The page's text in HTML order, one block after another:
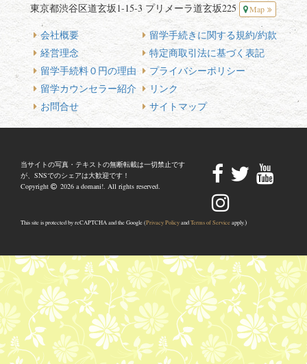
東京都渋谷区道玄坂1-15-3 プリメーラ道玄坂225
Map
会社概要
経営理念
留学手続料０円の理由
留学カウンセラー紹介
お問合せ
留学手続きに関する規約/約款
特定商取引法に基づく表記
プライバシーポリシー
リンク
サイトマップ
当サイトの写真・テキストの無断転載は一切禁止です
が、SNSでのシェアは大歓迎です！
Copyright
2026 a domani!. All rights reserved.
This site is protected by reCAPTCHA and the Google (Privacy PolicyandTerms of Service apply.)